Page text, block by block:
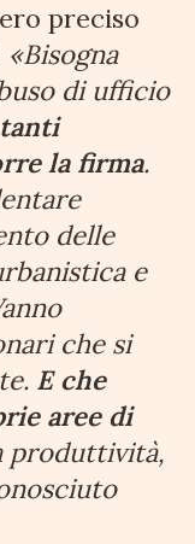
preciso
«Bisogna
di ufficio
la firma.
delle
e
che si
E che
aree di
produttività,